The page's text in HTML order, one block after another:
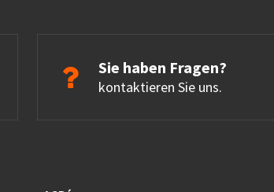
Sie haben Fragen?
kontaktieren Sie uns.